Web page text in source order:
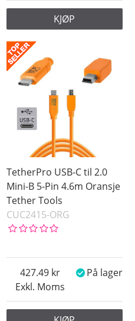
KJØP
TetherPro USB-C til 2.0
Mini-B 5-Pin 4.6m Oransje
Tether Tools
CUC2415-ORG
Exkl. Moms
427.49 På lager